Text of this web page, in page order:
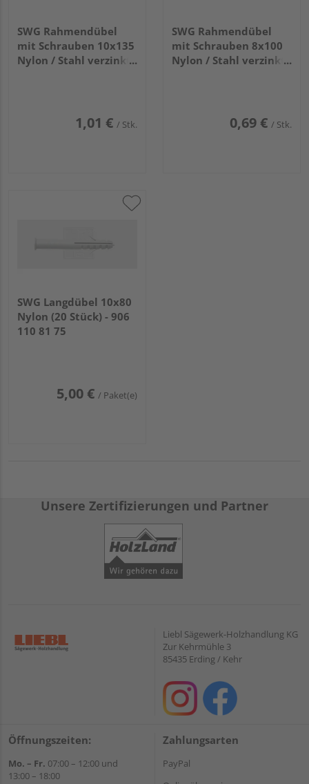
SWG Rahmendübel
mit Schrauben 10x135
Nylon / Stahl verzinkt
1,01 € / Stk.
SWG Rahmendübel
mit Schrauben 8x100
Nylon / Stahl verzinkt
0,69 € / Stk.
SWG Langdübel 10x80
Nylon (20 Stück) - 906
110 81 75
5,00 € / Paket(e)
Unsere Zertifizierungen und Partner
Liebl Sägewerk-Holzhandlung KG
Zur Kehrmühle 3
85435 Erding / Kehr
Öffnungszeiten:
Mo. – Fr. 07:00 – 12:00 und
13:00 – 18:00
Zahlungsarten
PayPal